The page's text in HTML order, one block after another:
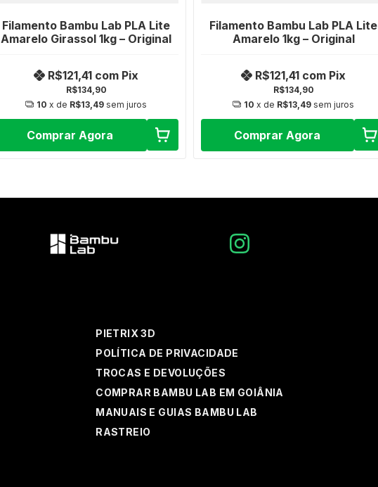
Filamento Bambu Lab PLA Lite
Amarelo Girassol 1kg – Original
R$134,90
R$121,41 com Pix
10 x de R$13,49 sem juros
Comprar Agora
Filamento Bambu Lab PLA Lite
Amarelo 1kg – Original
R$134,90
R$121,41 com Pix
10 x de R$13,49 sem juros
Comprar Agora
PIETRIX 3D
POLÍTICA DE PRIVACIDADE
TROCAS E DEVOLUÇÕES
COMPRAR BAMBU LAB EM GOIÂNIA
MANUAIS E GUIAS BAMBU LAB
RASTREIO